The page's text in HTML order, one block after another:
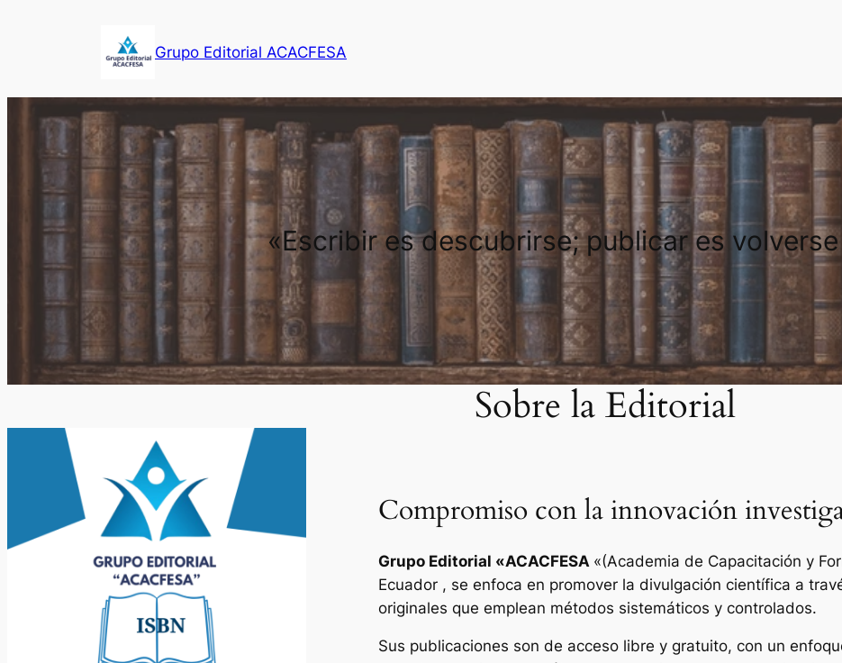
Grupo Editorial ACACFESA
«Escribir es descubrirse; publicar es
Sobre la Editorial
Compromiso con la innovación
Grupo Editorial «ACACFESA «(Academia de Capacitación y
Ecuador , se enfoca en promover la divulgación científica a
originales que emplean métodos sistemáticos y controlados.
Sus publicaciones son de acceso libre y gratuito, con un